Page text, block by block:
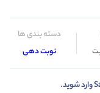
دسته بندی ها
نوبت دهی